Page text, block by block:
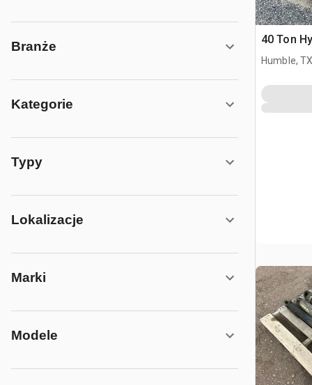
Branże
Kategorie
Typy
Lokalizacje
Marki
Modele
40 Ton
Humble,